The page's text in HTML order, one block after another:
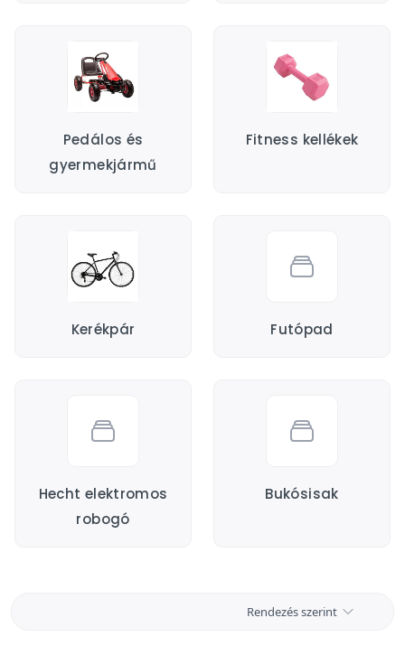
Pedálos és
gyermekjármű
Fitness kellékek
Kerékpár Futópad
Hecht elektromos
robogó
Bukósisak
Rendezés szerint